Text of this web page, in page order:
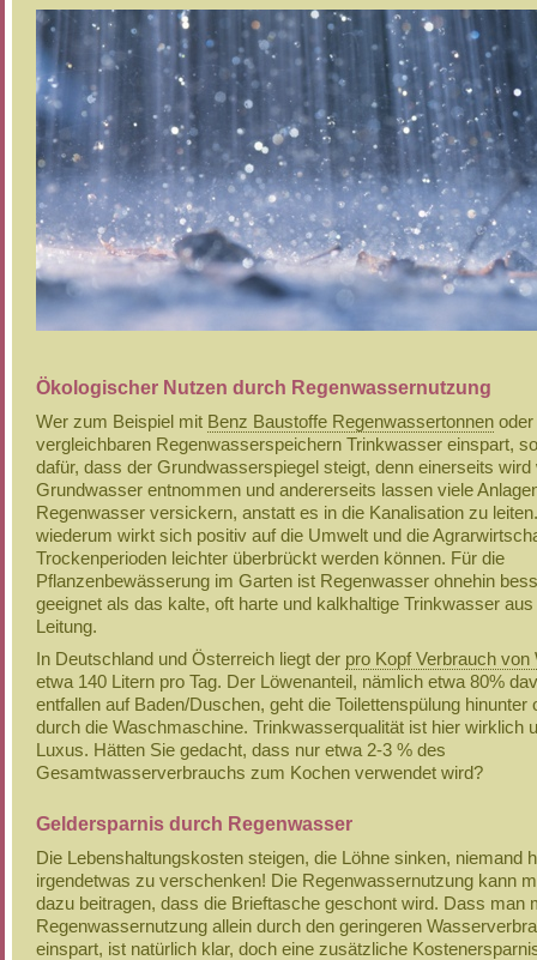
Ökologischer Nutzen durch Regenwassernutzung
Wer zum Beispiel mit Benz Baustoffe Regenwassertonnen oder
vergleichbaren Regenwasserspeichern Trinkwasser einspart,
dafür, dass der Grundwasserspiegel steigt, denn einerseits wird
Grundwasser entnommen und andererseits lassen viele
Regenwasser versickern, anstatt es in die Kanalisation zu
wiederum wirkt sich positiv auf die Umwelt und die
Trockenperioden leichter überbrückt werden können. Für die
Pflanzenbewässerung im Garten ist Regenwasser ohnehin
geeignet als das kalte, oft harte und kalkhaltige Trinkwasser aus
Leitung.
In Deutschland und Österreich liegt der pro Kopf Verbrauch von
etwa 140 Litern pro Tag. Der Löwenanteil, nämlich etwa 80%
entfallen auf Baden/Duschen, geht die Toilettenspülung hinunter
durch die Waschmaschine. Trinkwasserqualität ist hier wirklich
Luxus. Hätten Sie gedacht, dass nur etwa 2-3 % des
Gesamtwasserverbrauchs zum Kochen verwendet wird?
Geldersparnis durch Regenwasser
Die Lebenshaltungskosten steigen, die Löhne sinken, niemand
irgendetwas zu verschenken! Die Regenwassernutzung kann
dazu beitragen, dass die Brieftasche geschont wird. Dass man
Regenwassernutzung allein durch den geringeren
einspart, ist natürlich klar, doch eine zusätzliche